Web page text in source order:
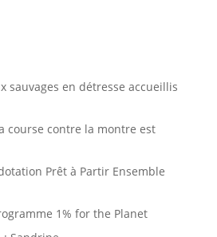
sauvages en détresse accueillis
course contre la montre est
Prêt à Partir Ensemble
1% for the Planet